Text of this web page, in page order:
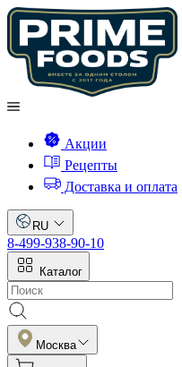
Акции
Рецепты
Доставка и оплата
RU
8-499-938-90-10
Каталог
Москва